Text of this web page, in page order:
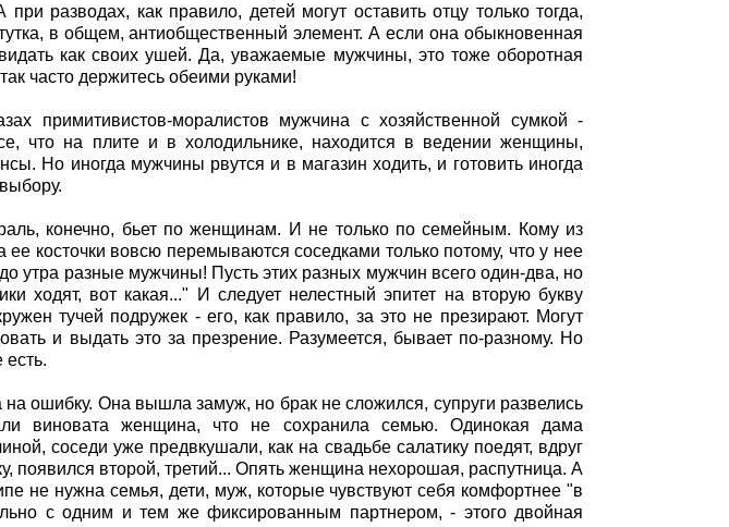
разводах, как правило, детей могут оставить отцу только тогда,
в общем, антиобщественный элемент. А если она обыкновенная
как своих ушей. Да, уважаемые мужчины, это тоже оборотная
часто держитесь обеими руками!
примитивистов-моралистов мужчина с хозяйственной сумкой -
что на плите и в холодильнике, находится в ведении женщины,
Но иногда мужчины рвутся и в магазин ходить, и готовить иногда
конечно, бьет по женщинам. И не только по семейным. Кому из
ее косточки вовсю перемываются соседками только потому, что у нее
утра разные мужчины! Пусть этих разных мужчин всего один-два, но
ходят, вот какая..." И следует нелестный эпитет на вторую букву
тучей подружек - его, как правило, за это не презирают. Могут
и выдать это за презрение. Разумеется, бывает по-разному. Но
ошибку. Она вышла замуж, но брак не сложился, супруги развелись
виновата женщина, что не сохранила семью. Одинокая дама
соседи уже предвкушали, как на свадьбе салатику поедят, вдруг
появился второй, третий... Опять женщина нехорошая, распутница. А
не нужна семья, дети, муж, которые чувствуют себя комфортнее "в
с одним и тем же фиксированным партнером, - этого двойная